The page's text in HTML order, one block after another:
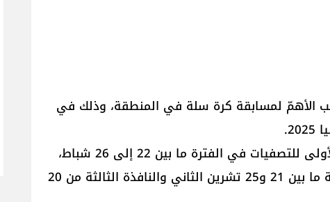
الأهمّ لمسابقة كرة سلة في المنطقة، وذلك في
وستظهر كأس بطولة آسيا لأول مرة في النافذة الأولى للتصفيات في الفترة ما بين 22 إلى 26 شباط،
كما وستظهر لاحقًا خلال مباراتين في النافذة الثانية ما بين 21 و25 تشرين الثاني والنافذة الثالثة من 20